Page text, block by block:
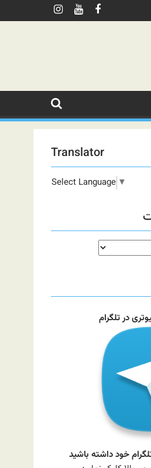
Translator
Select Language ▼
در تلگرام
خود داشته باشید